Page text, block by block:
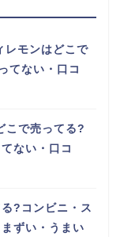
レモンはどこで
てない・口コ
こで売ってる?
ない・口コ
?コンビニ・ス
ずい・うまい